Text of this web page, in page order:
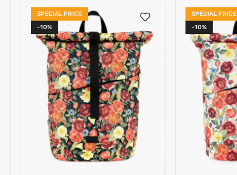
SPECIAL PRICE
-10%
SPECIAL PRICE
-10%